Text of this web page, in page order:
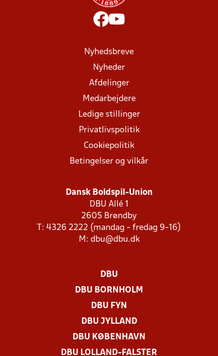
Nyhedsbreve
Nyheder
Afdelinger
Medarbejdere
Ledige stillinger
Privatlivspolitik
Cookiepolitik
Betingelser og vilkår
Dansk Boldspil-Union
DBU Allé 1
2605 Brøndby
T: 4326 2222 (mandag - fredag 9-16)
M: dbu@dbu.dk
DBU
DBU BORNHOLM
DBU FYN
DBU JYLLAND
DBU KØBENHAVN
DBU LOLLAND-FALSTER